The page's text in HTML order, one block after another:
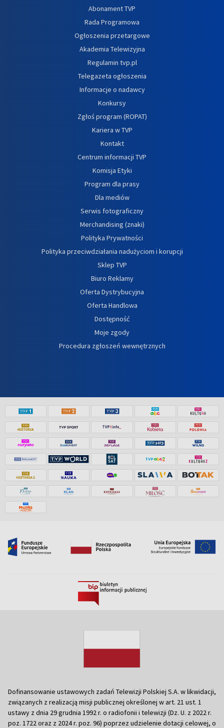
Abonament TVP
Rada Programowa
Ogłoszenia przetargowe
Akademia Telewizyjna
Regulamin tvp.pl
Telegazeta ogłoszenia
Informacje o nadawcy
Konkursy
Zgłoś program (ROPAT)
Kariera w TVP
Kontakt
Centrum informacji TVP
Komisja Etyki
Program dla prasy
Dla mediów
Serwis fotograficzny
Merchandising (znaki)
Polityka Prywatności
Polityka przeciwdziałania nadużyciom i korupcji
Sklep TVP
Biuro Reklamy
Oferta Dystrybucyjna
Oferta Handlowa
Dostępność
Moje zgody
Procedura zgłoszeń wewnętrznych
Dofinansowanie ustawowych zadań Telewizji Polskiej S.A. w likwidacji,
związanych z realizacją misji publicznej określonej w art. 21 ust. 1
ustawy z dnia 29 grudnia 1992 r. o radiofonii i telewizji (Dz. U. z 2022 r.
poz. 1722 oraz z 2024 r. poz. 96) poprzez udzielenie dotacji celowej, o